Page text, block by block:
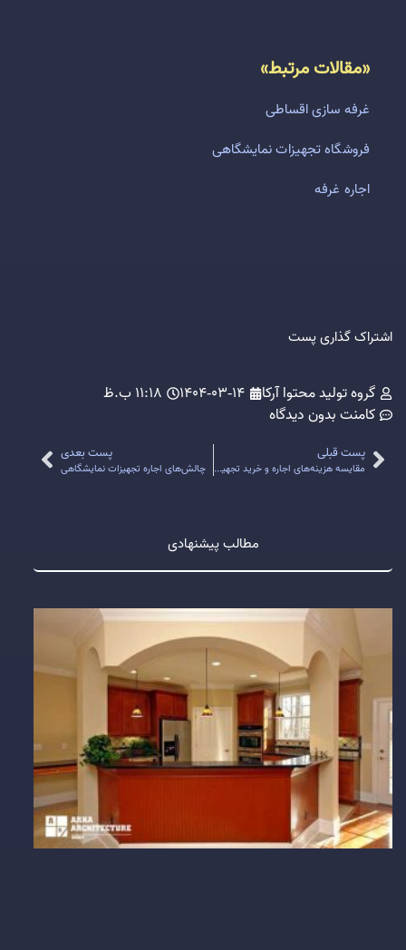
«مقالات مرتبط»
غرفه سازی اقساطی
فروشگاه تجهیزات نمایشگاهی
اجاره غرفه
اشتراک گذاری پست
گروه تولید محتوا آرکا 1404-03-14
11:18 ب.ظ
کامنتبدون دیدگاه
پست قبلی
مقایسه هزینه‌های اجاره و خرید تجهیزات نمایشگاهی
پست بعدی
چالش‌های اجاره تجهیزات نمایشگاهی
مطالب پیشنهادی